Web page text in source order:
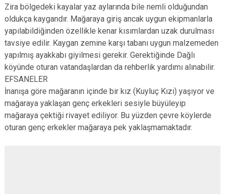
Zira bölgedeki kayalar yaz aylarında bile nemli olduğundan
oldukça kaygandır. Mağaraya giriş ancak uygun ekipmanlarla
yapılabildiğinden özellikle kenar kısımlardan uzak durulması
tavsiye edilir. Kaygan zemine karşı tabanı uygun malzemeden
yapılmış ayakkabı giyilmesi gerekir. Gerektiğinde Dağlı
köyünde oturan vatandaşlardan da rehberlik yardımı alınabilir.
EFSANELER
İnanışa göre mağaranın içinde bir kız (Kuyluç Kızı) yaşıyor ve
mağaraya yaklaşan genç erkekleri sesiyle büyüleyip
mağaraya çektiği rivayet ediliyor. Bu yüzden çevre köylerde
oturan genç erkekler mağaraya pek yaklaşmamaktadır.